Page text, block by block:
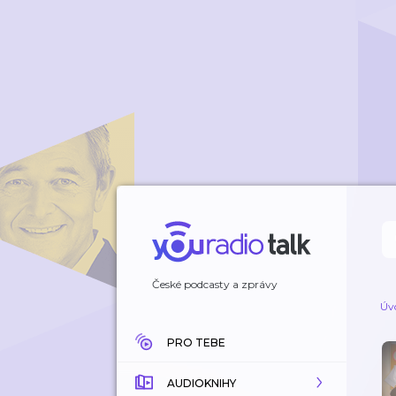
České podcasty a zprávy
PRO TEBE
AUDIOKNIHY